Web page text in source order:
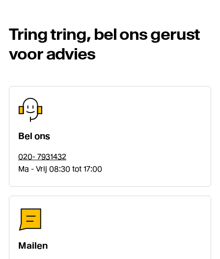
Tring tring, bel ons gerust
voor advies
Bel ons
020- 7931432
Ma - Vrij 08:30 tot 17:00
Mailen